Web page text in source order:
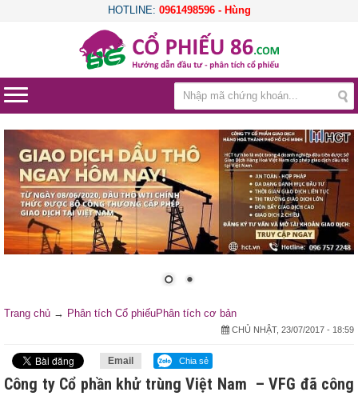
HOTLINE: 0961498596 - Hùng
Trang chủ → Phân tích Cổ phiếuPhân tích cơ bản
CHỦ NHẬT, 23/07/2017 - 18:59
Email Chia sẻ
Công ty Cổ phần khử trùng Việt Nam – VFG đã công